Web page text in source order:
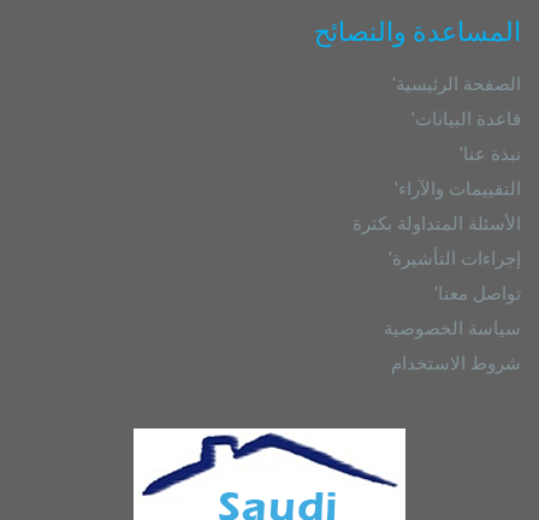
المساعدة والنصائح
'الصفحة الرئيسية
'قاعدة البيانات
'نبذة عنا
'التقييمات والآراء
الأسئلة المتداولة بكثرة
'إجراءات التأشيرة
'تواصل معنا
سياسة الخصوصية
شروط الاستخدام